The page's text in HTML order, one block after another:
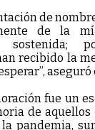
de
de la
sostenida;
recibido la
aseguró
fue un
de aquellos
pandemia,